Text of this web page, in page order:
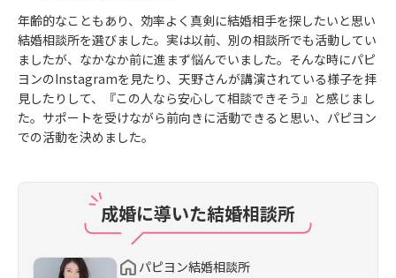
年齢的なこともあり、効率よく真剣に結婚相手を探したいと思い
結婚相談所を選びました。実は以前、別の相談所でも活動してい
ましたが、なかなか前に進まず悩んでいました。そんな時にパピ
ヨンのInstagramを見たり、天野さんが講演されている様子を拝
見したりして、『この人なら安心して相談できそう』と感じまし
た。サポートを受けながら前向きに活動できると思い、パピヨン
での活動を決めました。
成婚に導いた結婚相談所
パピヨン結婚相談所